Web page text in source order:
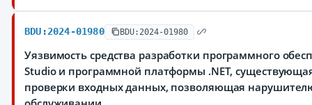
BDU:2024-01980 BDU:2024-01980
Уязвимость средства разработки программного
Studio и программной платформы .NET,
проверки входных данных, позволяющая